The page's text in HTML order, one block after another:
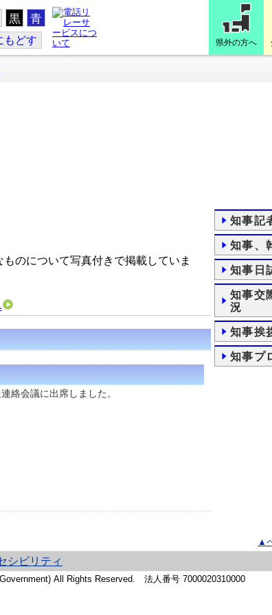
黒 青
もどす 県外の方へ
のについて写真付きで掲載していま
絡会議に出席しました。
知事記
知事、
知事日
知事交
況
知事挨
知事プ
▲
シビリティ
All Rights Reserved. 法人番号 7000020310000